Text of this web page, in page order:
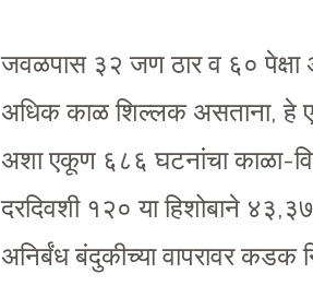
जवळपास ३२ जण ठार व ६० पेक्षा
अधिक काळ शिल्लक असताना, हे
अशा एकूण ६८६ घटनांचा काळा-
दरदिवशी १२० या हिशोबाने
अनिर्बंध बंदुकीच्या वापरावर कडक